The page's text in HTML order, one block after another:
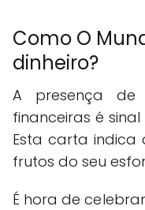
Como O
dinheiro?
A presença de
financeiras é sinal
Esta carta indica
frutos do seu
É hora de